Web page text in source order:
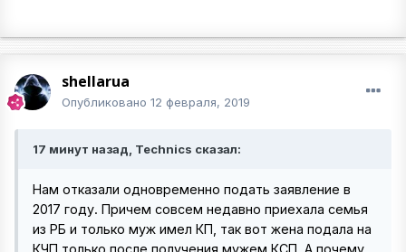
shellarua
Опубликовано 12 февраля, 2019
17 минут назад, Technics сказал:
Нам отказали одновременно подать заявление в
2017 году. Причем совсем недавно приехала семья
из РБ и только муж имел КП, так вот жена подала на